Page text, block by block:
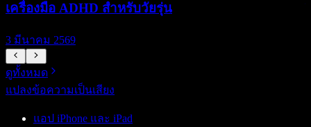
เครื่องมือ ADHD สำหรับวัยรุ่น
3 มีนาคม 2569
ดูทั้งหมด
แปลงข้อความเป็นเสียง
แอป iPhone และ iPad